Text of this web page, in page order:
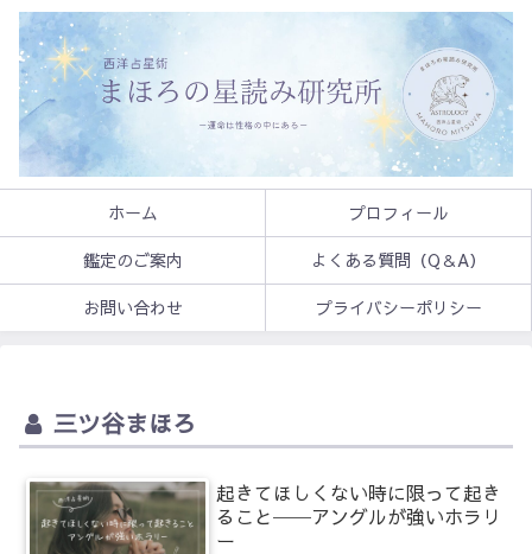
ホーム
プロフィール
鑑定のご案内
よくある質問（Q＆A）
お問い合わせ
プライバシーポリシー
三ツ谷まほろ
起きてほしくない時に限って起き
ること──アングルが強いホラリ
ー